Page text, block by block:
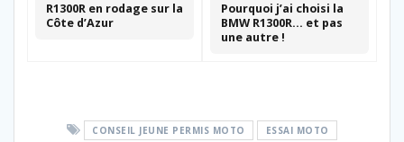
R1300R en rodage sur la
Côte d’Azur
Pourquoi j’ai choisi la
BMW R1300R… et pas
une autre !
CONSEIL JEUNE PERMIS MOTO ESSAI MOTO